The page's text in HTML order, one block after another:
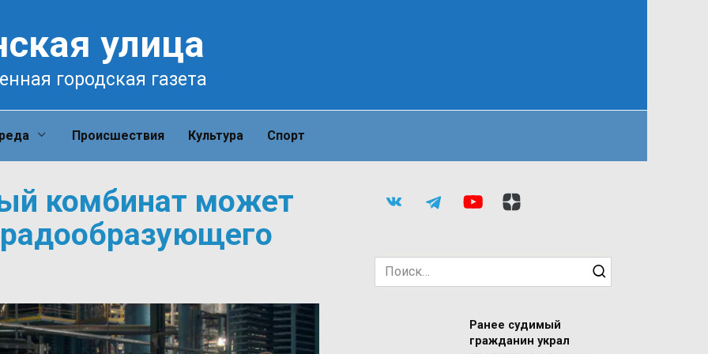
улица
городская газета
Происшествия Культура Спорт
комбинат может
Search
for:
Ранее судимый
гражданин украл